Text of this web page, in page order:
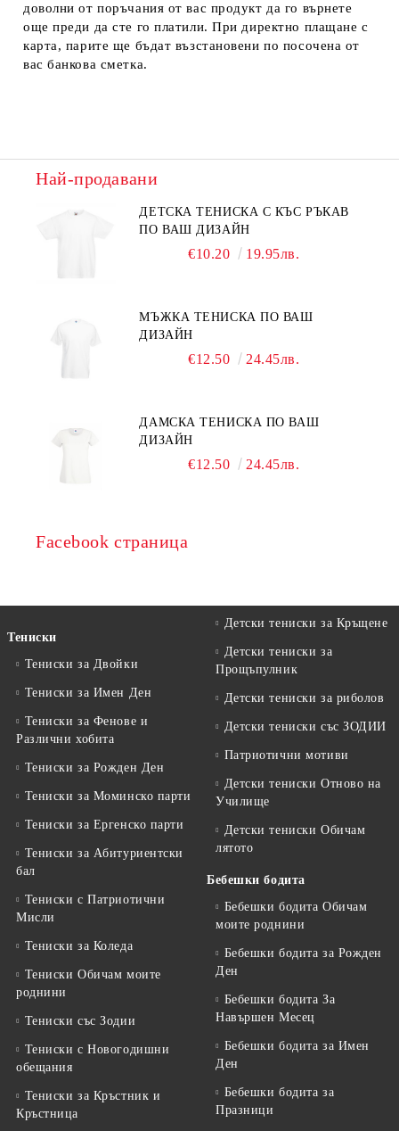
доволни от поръчания от вас продукт да го върнете
още преди да сте го платили. При директно плащане с
карта, парите ще бъдат възстановени по посочена от
вас банкова сметка.
Най-продавани
ДЕТСКА ТЕНИСКА С КЪС РЪКАВ
ПО ВАШ ДИЗАЙН
€10.20 19.95лв.
МЪЖКА ТЕНИСКА ПО ВАШ
ДИЗАЙН
€12.50 24.45лв.
ДАМСКА ТЕНИСКА ПО ВАШ
ДИЗАЙН
€12.50 24.45лв.
Facebook страница
Тениски
Тениски за Двойки
Тениски за Имен Ден
Тениски за Фенове и
Различни хобита
Тениски за Рожден Ден
Тениски за Mоминско парти
Тениски за Eргенско парти
Тениски за Aбитуриентски
бал
Тениски с Патриотични
Мисли
Тениски за Коледа
Тениски Обичам моите
роднини
Тениски със Зодии
Тениски с Новогодишни
обещания
Тениски за Кръстник и
Кръстница
Детски тениски за Кръщене
Детски тениски за
Прощъпулник
Детски тениски за риболов
Детски тениски със ЗОДИИ
Патриотични мотиви
Детски тениски Отново на
Училище
Детски тениски Обичам
лятото
Бебешки бодита
Бебешки бодита Обичам
моите роднини
Бебешки бодита за Рожден
Ден
Бебешки бодита За
Навършен Месец
Бебешки бодита за Имен
Ден
Бебешки бодита за
Празници